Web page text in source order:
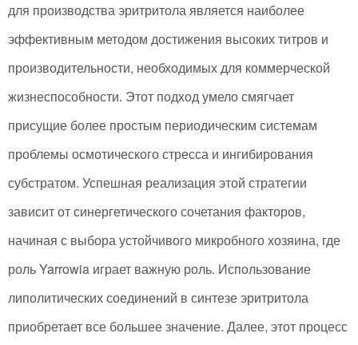
для производства эритритола является наиболее
эффективным методом достижения высоких титров и
производительности, необходимых для коммерческой
жизнеспособности. Этот подход умело смягчает
присущие более простым периодическим системам
проблемы осмотического стресса и ингибирования
субстратом. Успешная реализация этой стратегии
зависит от синергетического сочетания факторов,
начиная с выбора устойчивого микробного хозяина, где
роль Yarrowia играет важную роль. Использование
липолитических соединений в синтезе эритритола
приобретает все большее значение. Далее, этот процесс